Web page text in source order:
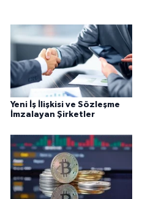
Yeni İş İlişkisi ve Sözleşme
İmzalayan Şirketler